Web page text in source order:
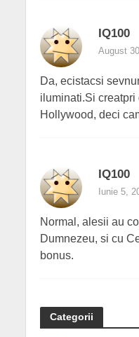
IQ100
August
Da, ecistacsi
iluminati.Si creatpri
Hollywood, deci
IQ100
Iunie 5,
Normal, alesii au
Dumnezeu, si cu
bonus.
Categorii